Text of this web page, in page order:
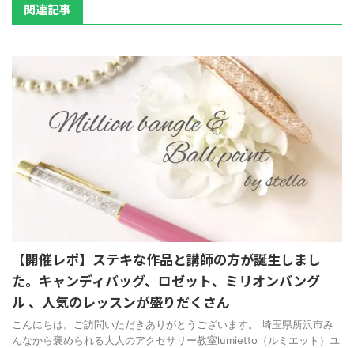
関連記事
【開催レポ】ステキな作品と講師の方が誕生しまし
た。キャンディバッグ、ロゼット、ミリオンバング
ル 、人気のレッスンが盛りだくさん
こんにちは。ご訪問いただきありがとうございます。 埼玉県所沢市み
んなから褒められる大人のアクセサリー教室lumietto（ルミエット）ユ